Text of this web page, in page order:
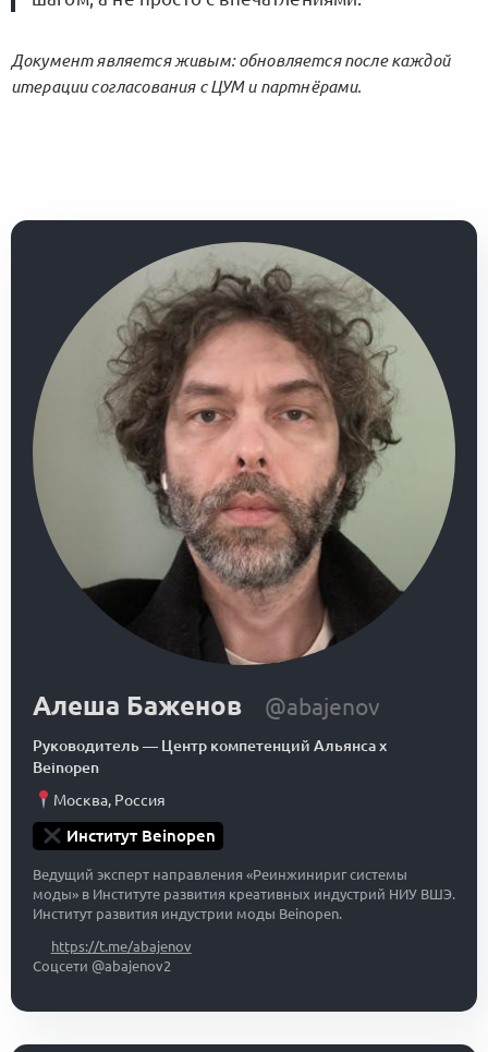
Документ является живым: обновляется после каждой
итерации согласования с ЦУМ и партнёрами.
Алеша Баженов @abajenov
Руководитель— Центр компетенций Альянса x
Beinopen
Москва, Россия
Институт Beinopen
Ведущий эксперт направления «Реинжинириг системы
моды» в Институте развития креативных индустрий НИУ ВШЭ.
Институт развития индустрии моды Beinopen.
https://t.me/abajenov
Соцсети @abajenov2